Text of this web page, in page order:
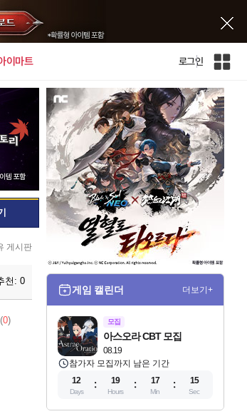
이마트 로그인
인
전
체
사
이
트
게시판
천: 0
0)
게임 캘린더 더보기+
모집
08.19
아스오라 CBT 모집
참가자 모집까지 남은 기간
12
Days
19
Hours
17
Min
14
Sec